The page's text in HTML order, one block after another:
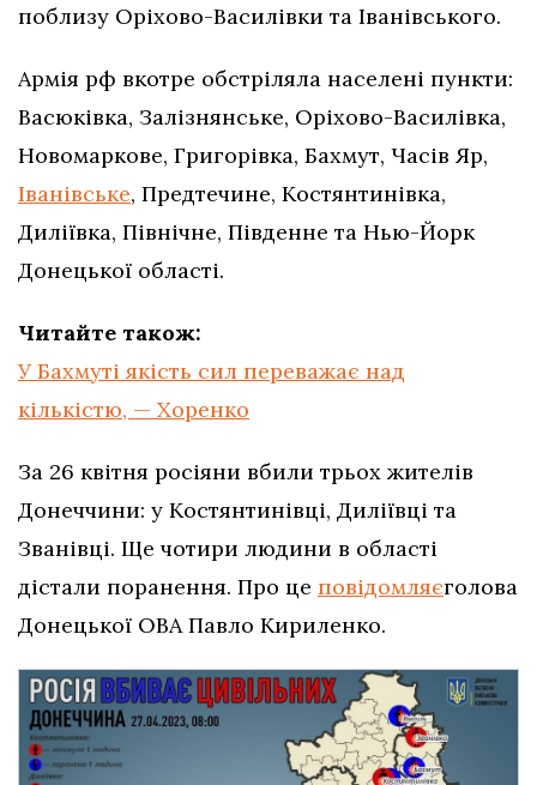
поблизу Оріхово-Василівки та Іванівського.
Армія рф вкотре обстріляла населені пункти:
Васюківка, Залізнянське, Оріхово-Василівка,
Новомаркове, Григорівка, Бахмут, Часів Яр,
Іванівське, Предтечине, Костянтинівка,
Диліївка, Північне, Південне та Нью-Йорк
Донецької області.
Читайте також:
У Бахмуті якість сил переважає над
кількістю, — Хоренко
За 26 квітня росіяни вбили трьох жителів
Донеччини: у Костянтинівці, Диліївці та
Званівці. Ще чотири людини в області
дістали поранення. Про це повідомляєголова
Донецької ОВА Павло Кириленко.